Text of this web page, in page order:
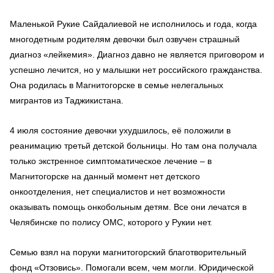
Маленькой Рукие Сайдалиевой не исполнилось и года, когда
многодетным родителям девочки был озвучен страшный
диагноз «лейкемия». Диагноз давно не является приговором и
успешно лечится, но у малышки нет российского гражданства.
Она родилась в Магнитогорске в семье нелегальных
мигрантов из Таджикистана.
4 июля состояние девочки ухудшилось, её положили в
реанимацию третьй детской больницы. Но там она получала
только экстренное симптоматическое лечение – в
Магнитогорске на данный момент нет детского
онкоотделения, нет специалистов и нет возможности
оказывать помощь онкобольным детям. Все они лечатся в
Челябинске по полису ОМС, которого у Рукии нет.
Семью взял на поруки магнитогорский благотворительный
фонд «Отзовись». Помогали всем, чем могли. Юридической